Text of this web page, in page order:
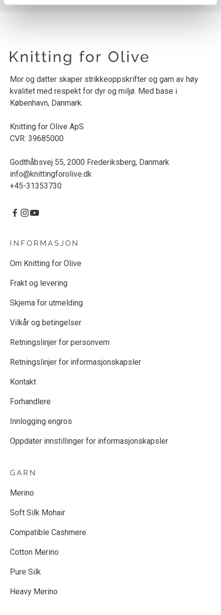
Mor og datter skaper strikkeoppskrifter og garn av høy
kvalitet med respekt for dyr og miljø. Med base i
København, Danmark.
Knitting for Olive ApS
CVR: 39685000
Godthåbsvej 55, 2000 Frederiksberg, Danmark
info@knittingforolive.dk
+45-31353730
INFORMASJON
Om Knitting for Olive
Frakt og levering
Skjema for utmelding
Vilkår og betingelser
Retningslinjer for personvern
Retningslinjer for informasjonskapsler
Kontakt
Forhandlere
Innlogging engros
Oppdater innstillinger for informasjonskapsler
GARN
Merino
Soft Silk Mohair
Compatible Cashmere
Cotton Merino
Pure Silk
Heavy Merino